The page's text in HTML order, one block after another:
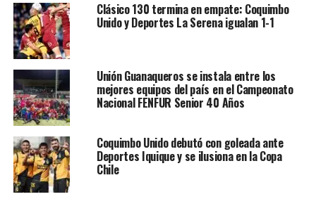
Clásico 130 termina en empate: Coquimbo
Unido y Deportes La Serena igualan 1-1
Unión Guanaqueros se instala entre los
mejores equipos del país en el Campeonato
Nacional FENFUR Senior 40 Años
Coquimbo Unido debutó con goleada ante
Deportes Iquique y se ilusiona en la Copa
Chile